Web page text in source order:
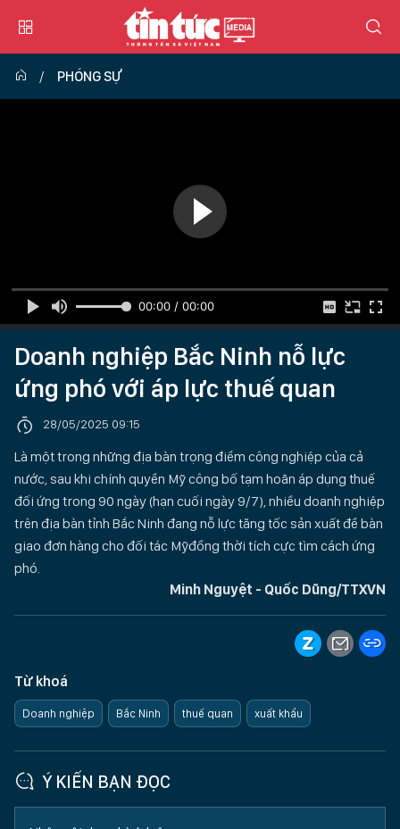
PHÓNG SỰ
00:00 / 00:00
Doanh nghiệp Bắc Ninh nỗ lực
ứng phó với áp lực thuế quan
28/05/2025 09:15
Là một trong những địa bàn trọng điểm công nghiệp của cả
nước, sau khi chính quyền Mỹ công bố tạm hoãn áp dụng thuế
đối ứng trong 90 ngày (hạn cuối ngày 9/7), nhiều doanh nghiệp
trên địa bàn tỉnh Bắc Ninh đang nỗ lực tăng tốc sản xuất để bàn
giao đơn hàng cho đối tác Mỹđồng thời tích cực tìm cách ứng
phó.
Minh Nguyệt - Quốc Dũng/TTXVN
Từ khoá
Doanh nghiệp Bắc Ninh thuế quan xuất khẩu
Ý KIẾN BẠN ĐỌC